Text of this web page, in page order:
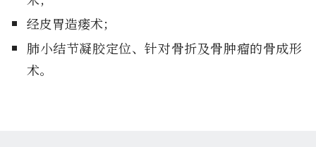
经皮胃造瘘术；
肺小结节凝胶定位、针对骨折及骨肿瘤的骨成形
术。